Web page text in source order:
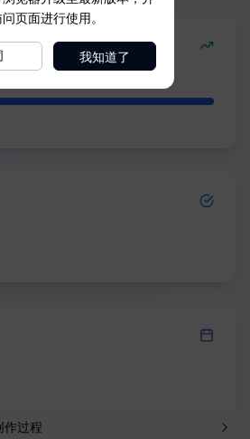
作过程
页面进行使用。
我知道了